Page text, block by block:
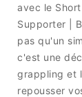
avec le
Supporter |
pas qu'un
c'est une
grappling et
repousser